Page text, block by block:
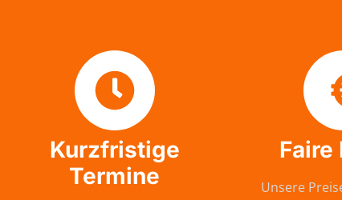
Kurzfristige
Termine
Faire
Unsere